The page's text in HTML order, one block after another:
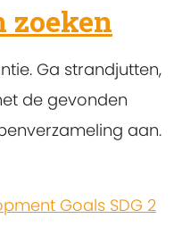
zoeken
Ga strandjutten,
de gevonden
aan.
Goals SDG 2